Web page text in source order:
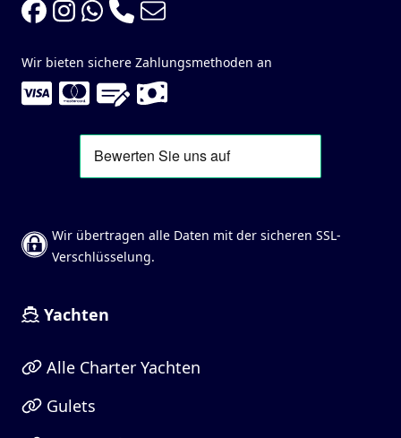
Wir bieten sichere Zahlungsmethoden an
Wir übertragen alle Daten mit der sicheren SSL-
Verschlüsselung.
Yachten
Alle Charter Yachten
Gulets